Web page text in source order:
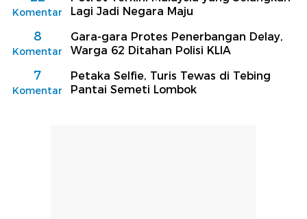
Komentar
Lagi Jadi Negara Maju
8
Komentar
Gara-gara Protes Penerbangan Delay,
Warga 62 Ditahan Polisi KLIA
7
Komentar
Petaka Selfie, Turis Tewas di Tebing
Pantai Semeti Lombok